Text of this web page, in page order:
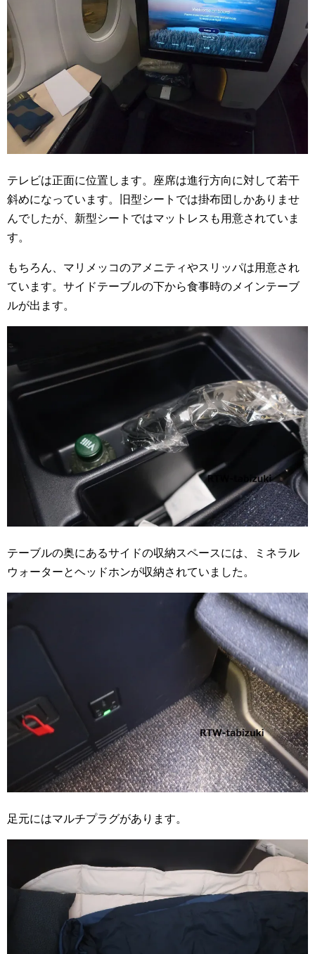
テレビは正面に位置します。座席は進行方向に対して若干
斜めになっています。旧型シートでは掛布団しかありませ
んでしたが、新型シートではマットレスも用意されていま
す。
もちろん、マリメッコのアメニティやスリッパは用意され
ています。サイドテーブルの下から食事時のメインテーブ
ルが出ます。
テーブルの奥にあるサイドの収納スペースには、ミネラル
ウォーターとヘッドホンが収納されていました。
足元にはマルチプラグがあります。